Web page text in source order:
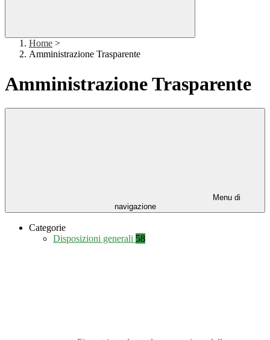
Home >
Amministrazione Trasparente
Amministrazione Trasparente
Menu di
navigazione
Categorie
Disposizioni generali 58